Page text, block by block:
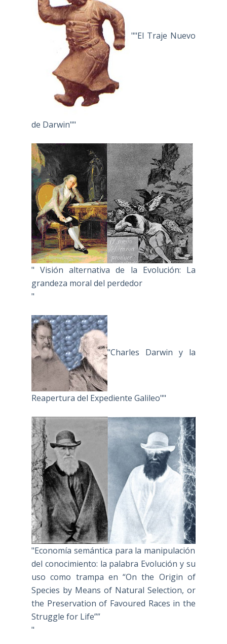
""El Traje Nuevo
de Darwin""
" Visión alternativa de la Evolución: La
grandeza moral del perdedor
"
"Charles Darwin y la
Reapertura del Expediente Galileo""
"Economía semántica para la manipulación
del conocimiento: la palabra Evolución y su
uso como trampa en “On the Origin of
Species by Means of Natural Selection, or
the Preservation of Favoured Races in the
Struggle for Life””
"